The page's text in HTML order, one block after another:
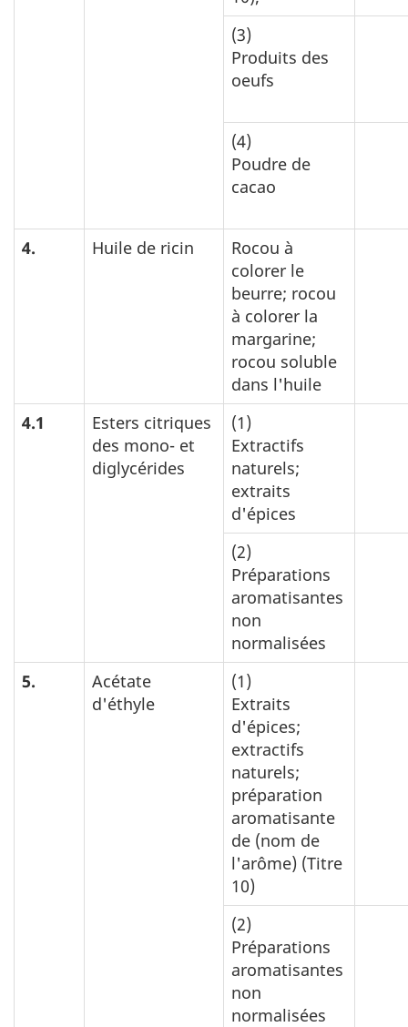
(3)
Produits des
oeufs
(4)
Poudre de
cacao
4. Huile de ricin
Rocou à
colorer le
beurre; rocou
à colorer la
margarine;
rocou soluble
dans l'huile
4.1
Esters citriques
des mono- et
diglycérides
(1)
Extractifs
naturels;
extraits
d'épices
(2)
Préparations
aromatisantes
non
normalisées
5.
Acétate
d'éthyle
(1)
Extraits
d'épices;
extractifs
naturels;
préparation
aromatisante
de (nom de
l'arôme) (Titre
10)
(2)
Préparations
aromatisantes
non
normalisées